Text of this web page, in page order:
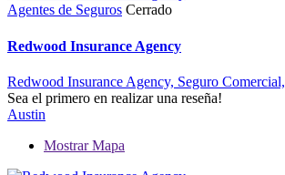
Agentes de Seguros Cerrado
Redwood Insurance Agency
Redwood Insurance Agency, Seguro Comercial,
Sea el primero en realizar una reseña!
Austin
Mostrar Mapa